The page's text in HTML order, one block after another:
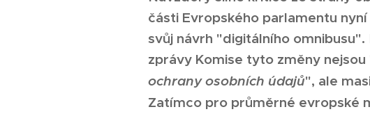
části Evropského parlamentu
svůj návrh "digitálního
zprávy Komise tyto změny nejsou
ochrany osobních údajů", ale
Zatímco pro průměrné evropské